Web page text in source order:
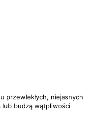
przewlekłych, niejasnych
lub budzą wątpliwości